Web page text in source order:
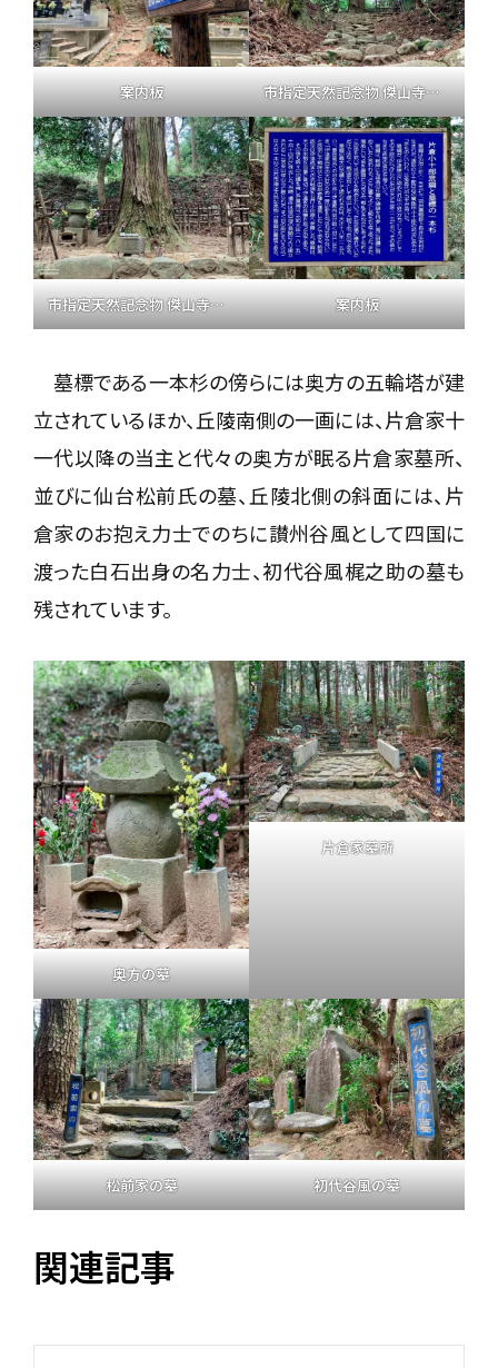
案内板 市指定天然記念物 傑山寺の一本杉
市指定天然記念物 傑山寺の一本杉 案内板
墓標である一本杉の傍らには奥方の五輪塔が建
立されているほか、丘陵南側の一画には、片倉家十
一代以降の当主と代々の奥方が眠る片倉家墓所、
並びに仙台松前氏の墓、丘陵北側の斜面には、片
倉家のお抱え力士でのちに讃州谷風として四国に
渡った白石出身の名力士、初代谷風梶之助の墓も
残されています。
奥方の墓
片倉家墓所
松前家の墓 初代谷風の墓
関連記事